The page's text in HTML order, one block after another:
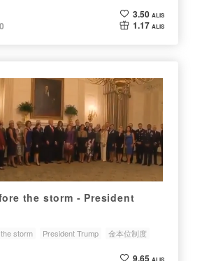
本時間）アメリカ緊急放送開
3.50 ALIS
1.17 ALIS
the storm - President
storm President Trump
金本位制度
9.65 ALIS